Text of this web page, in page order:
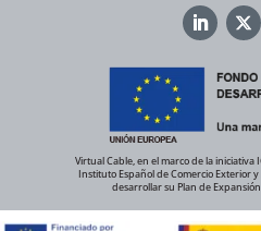
Virtual Cable, en el marco de la iniciativa
Instituto Español de Comercio Exterior
desarrollar su Plan de